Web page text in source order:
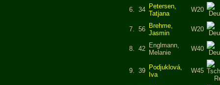
6. 34
Petersen,
Tatjana
W20
7. 56
Brehme,
Jasmin
W20
8. 42
Englmann,
Melanie
W40
9. 39
Podjuklová,
Iva
W45